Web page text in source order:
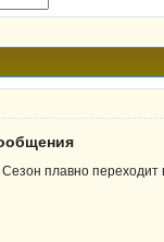
Сезон плавно